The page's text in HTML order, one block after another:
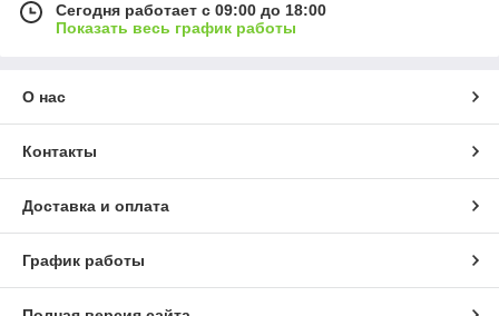
Сегодня работает с 09:00 до 18:00
Показать весь график работы
О нас
Контакты
Доставка и оплата
График работы